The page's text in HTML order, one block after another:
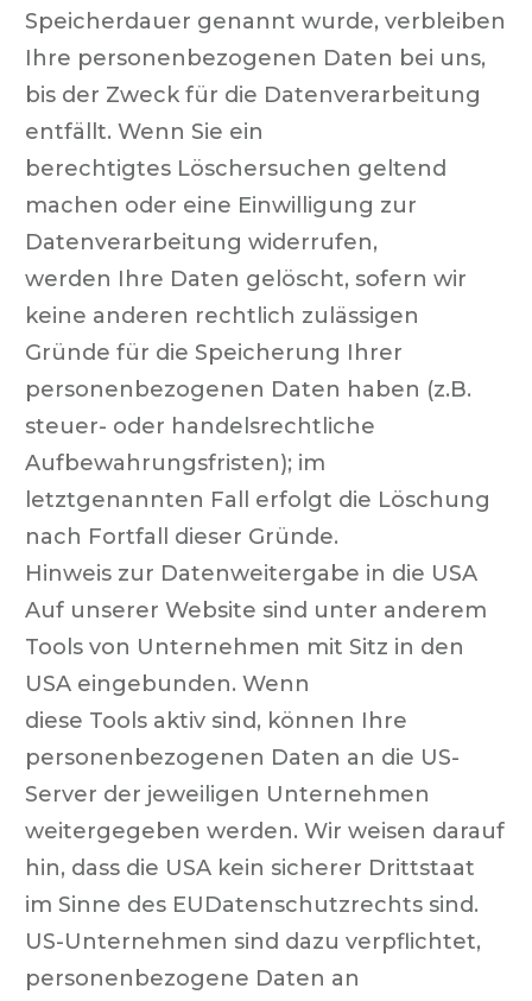
Speicherdauer genannt wurde, verbleiben
Ihre personenbezogenen Daten bei uns,
bis der Zweck für die Datenverarbeitung
entfällt. Wenn Sie ein
berechtigtes Löschersuchen geltend
machen oder eine Einwilligung zur
Datenverarbeitung widerrufen,
werden Ihre Daten gelöscht, sofern wir
keine anderen rechtlich zulässigen
Gründe für die Speicherung Ihrer
personenbezogenen Daten haben (z.B.
steuer- oder handelsrechtliche
Aufbewahrungsfristen); im
letztgenannten Fall erfolgt die Löschung
nach Fortfall dieser Gründe.
Hinweis zur Datenweitergabe in die USA
Auf unserer Website sind unter anderem
Tools von Unternehmen mit Sitz in den
USA eingebunden. Wenn
diese Tools aktiv sind, können Ihre
personenbezogenen Daten an die US-
Server der jeweiligen Unternehmen
weitergegeben werden. Wir weisen darauf
hin, dass die USA kein sicherer Drittstaat
im Sinne des EUDatenschutzrechts sind.
US-Unternehmen sind dazu verpflichtet,
personenbezogene Daten an